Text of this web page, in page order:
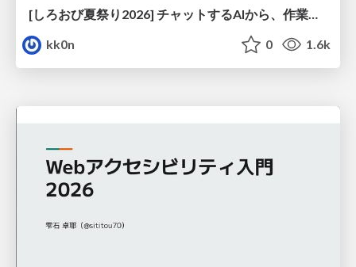
[しろおび夏祭り2026] チャットするAIから、作業するAIへ - 使われ方の変化と、その裏側で起きていること
kk0n
0 1.6k